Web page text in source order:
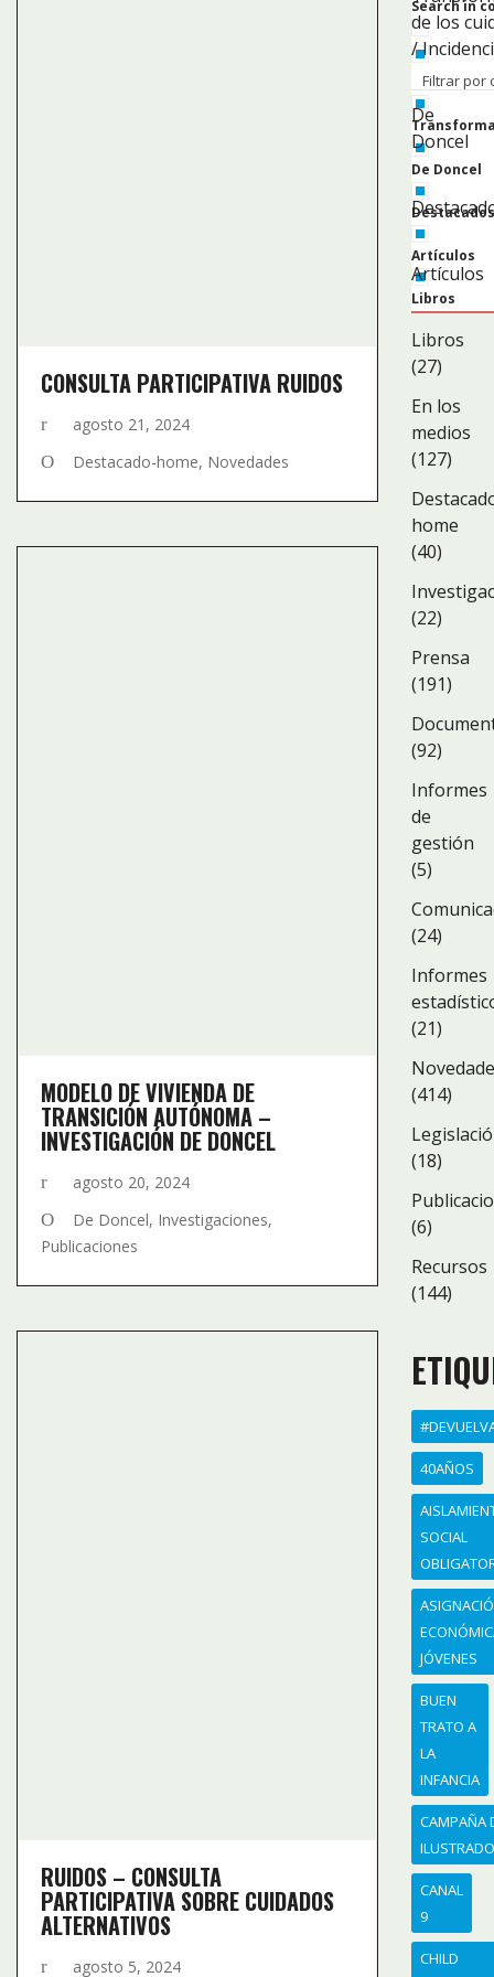
CONSULTA PARTICIPATIVA RUIDOS
agosto 21, 2024
Destacado-home, Novedades
MODELO DE VIVIENDA DE
TRANSICIÓN AUTÓNOMA –
INVESTIGACIÓN DE DONCEL
agosto 20, 2024
De Doncel, Investigaciones,
Publicaciones
RUIDOS – CONSULTA
PARTICIPATIVA SOBRE CUIDADOS
ALTERNATIVOS
agosto 5, 2024
Search in
Filtrar por
De Doncel
Artículos
Libros
En los
Prensa
Informes
Novedades
Legislación
de los
/
(2)
De
Doncel
(69)
(28)
Artículos
(37)
Libros
(27)
En los
medios
(127)
home
(40)
(22)
Prensa
(191)
(92)
Informes
de
gestión
(5)
(24)
Informes
(21)
(414)
(18)
(6)
Recursos
(144)
40AÑOS
SOCIAL
JÓVENES
BUEN
TRATO A
LA
INFANCIA
CAMPAÑA
CANAL
9
CHILD